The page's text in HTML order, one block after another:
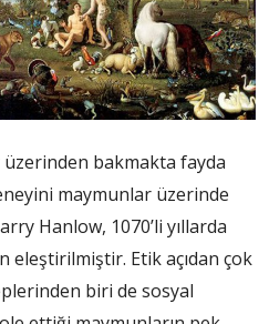
bakmakta fayda
maymunlar üzerinde
Hanlow, 1070’li yıllarda
eleştirilmiştir. Etik açıdan çok
biri de sosyal